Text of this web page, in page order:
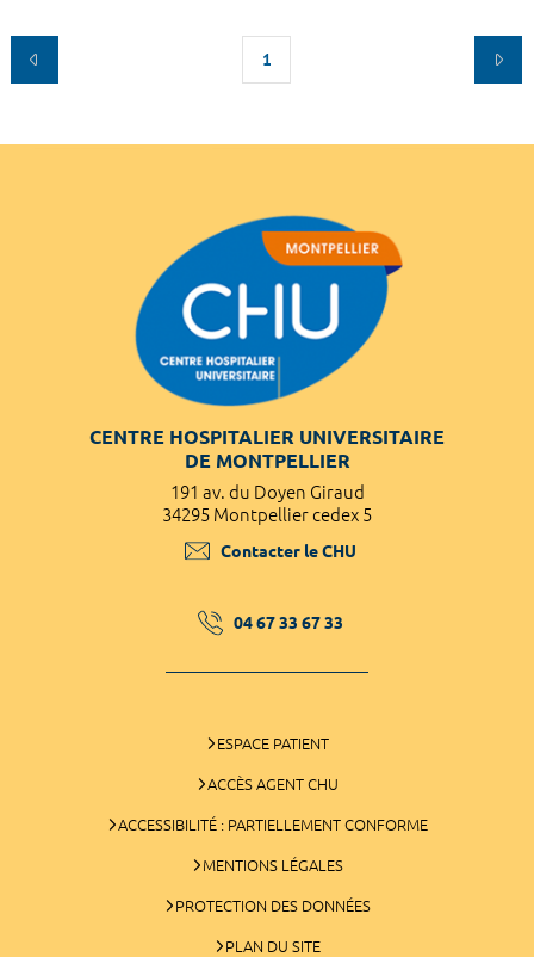
1
CENTRE HOSPITALIER UNIVERSITAIRE
DE MONTPELLIER
191 av. du Doyen Giraud
34295 Montpellier cedex 5
Contacter le CHU
04 67 33 67 33
ESPACE PATIENT
ACCÈS AGENT CHU
ACCESSIBILITÉ : PARTIELLEMENT CONFORME
MENTIONS LÉGALES
PROTECTION DES DONNÉES
PLAN DU SITE